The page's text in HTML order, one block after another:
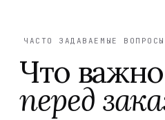
ЧАСТО ЗАДАВАЕМЫЕ ВОПРОСЫ
Что
перед